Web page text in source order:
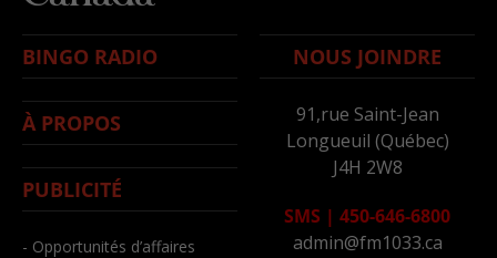
BINGO RADIO
À PROPOS
PUBLICITÉ
- Opportunités d’affaires
NOUS JOINDRE
91,rue Saint-Jean
Longueuil (Québec)
J4H 2W8
SMS | 450-646-6800
admin@fm1033.ca